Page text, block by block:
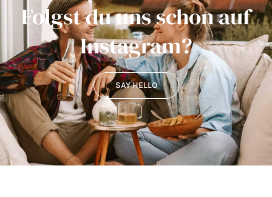
Folgst du uns schon auf
Instagram?
SAY HELLO